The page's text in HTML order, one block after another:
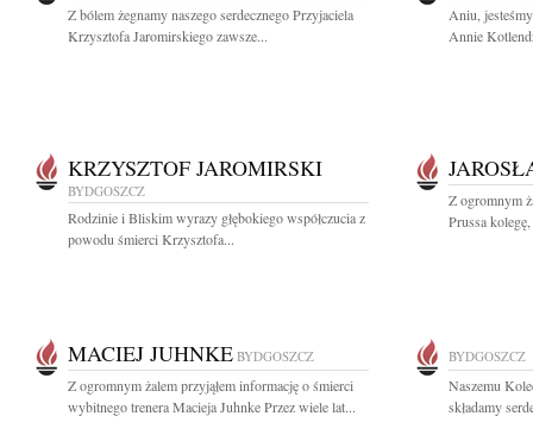
Z bólem żegnamy naszego serdecznego Przyjaciela
Krzysztofa Jaromirskiego zawsze...
Aniu,
Annie
KRZYSZTOF JAROMIRSKI
BYDGOSZCZ
Rodzinie i Bliskim wyrazy głębokiego współczucia z
powodu śmierci Krzysztofa...
Z ogromnym
Prussa
MACIEJ JUHNKE BYDGOSZCZ
Z ogromnym żalem przyjąłem informację o śmierci
wybitnego trenera Macieja Juhnke Przez wiele lat...
BYDGOSZCZ
Naszemu
składamy